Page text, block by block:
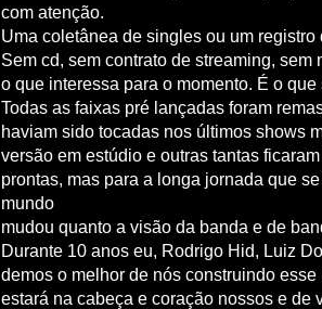
com atenção.
Uma coletânea de singles ou um
Sem cd, sem contrato de streaming, sem
o que interessa para o momento. É o
Todas as faixas pré lançadas foram
haviam sido tocadas nos últimos shows
versão em estúdio e outras tantas
prontas, mas para a longa jornada que
mundo
mudou quanto a visão da banda e de
Durante 10 anos eu, Rodrigo Hid, Luiz
demos o melhor de nós construindo
estará na cabeça e coração nossos e de